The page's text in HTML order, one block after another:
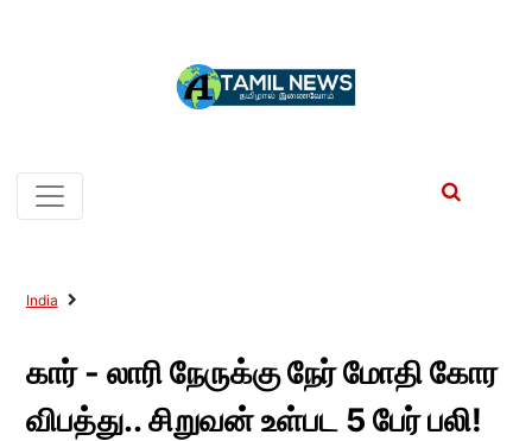
India
கார் - லாரி நேருக்கு நேர் மோதி கோர
விபத்து.. சிறுவன் உள்பட 5 பேர் பலி!